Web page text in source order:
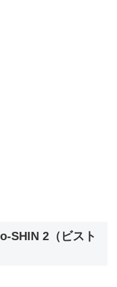
SHIN 2（ビスト